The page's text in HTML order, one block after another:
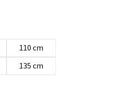
110 cm
135 cm